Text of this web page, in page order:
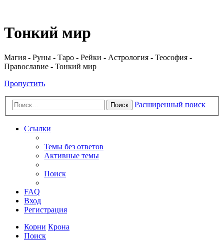
Тонкий мир
Магия - Руны - Таро - Рейки - Астрология - Теософия -
Православие - Тонкий мир
Пропустить
Поиск Расширенный поиск
Ссылки
Темы без ответов
Активные темы
Поиск
FAQ
Вход
Регистрация
Корни Крона
Поиск